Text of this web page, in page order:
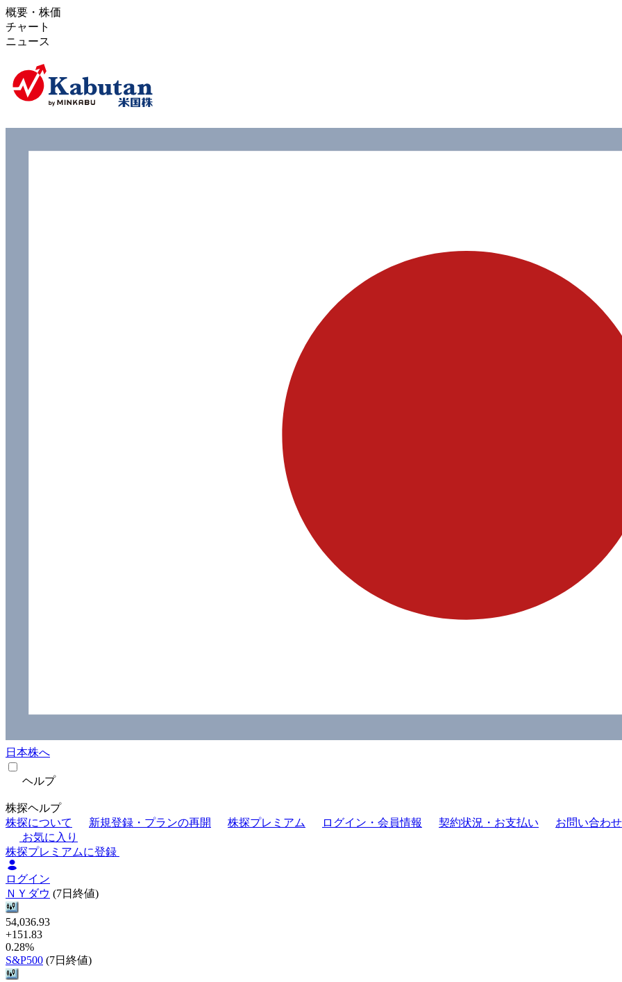
概要・株価
チャート
ニュース
日本株へ
ヘルプ
株探ヘルプ
株探について
新規登録・プランの再開 株探プレミアム ログイン・会員情報 契約状況・お支払い お問い合わせ
お気に入り
株探プレミアムに登録
ログイン
ＮＹダウ (7日終値)
54,036.93
+151.83
0.28%
S&P500 (7日終値)